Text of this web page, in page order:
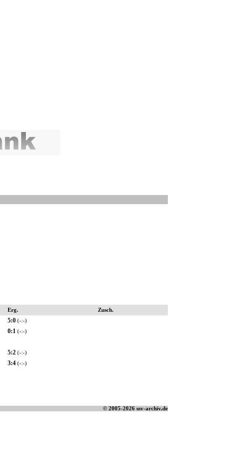
Erg. Zusch.
5:0 (-:-)
0:1 (-:-)
5:2 (-:-)
3:4 (-:-)
© 2005-2026 ssv-archiv.de